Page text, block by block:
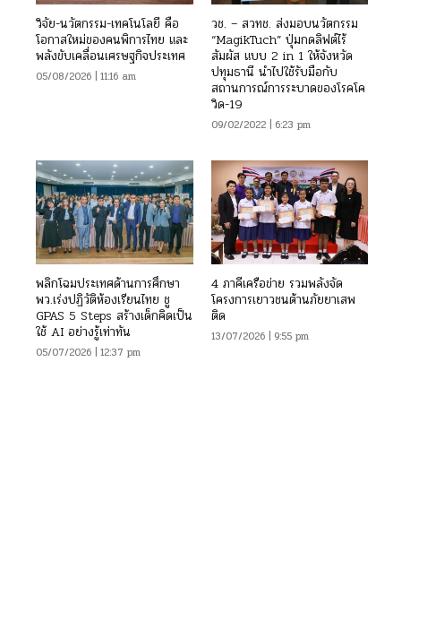
วิจัย-นวัตกรรม-เทคโนโลยี คือ
โอกาสใหม่ของคนพิการไทย และ
พลังขับเคลื่อนเศรษฐกิจประเทศ
05/08/2026 | 11:16 am
วช. – สวทช. ส่งมอบนวัตกรรม
“MagikTuch” ปุ่มกดลิฟต์ไร้
สัมผัส แบบ 2 in 1 ให้จังหวัด
ปทุมธานี นำไปใช้รับมือกับ
สถานการณ์การระบาดของโรคโค
วิด-19
09/02/2022 | 6:23 pm
พลิกโฉมประเทศด้านการศึกษา
พว.เร่งปฏิวัติห้องเรียนไทย ชู
GPAS 5 Steps สร้างเด็กคิดเป็น
ใช้ AI อย่างรู้เท่าทัน
05/07/2026 | 12:37 pm
4 ภาคีเครือข่าย รวมพลังจัด
โครงการเยาวชนต้านภัยยาเสพ
ติด
13/07/2026 | 9:55 pm